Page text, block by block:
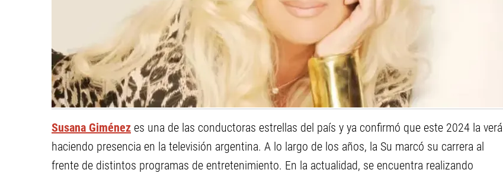
Susana Giménez es una de las conductoras estrellas del país y ya confirmó que este 2024 la verá
haciendo presencia en la televisión argentina. A lo largo de los años, la Su marcó su carrera al
frente de distintos programas de entretenimiento. En la actualidad, se encuentra realizando